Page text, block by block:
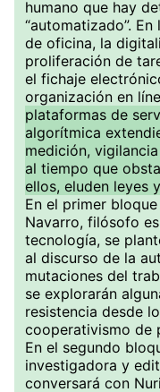
humano que hay
“automatizado”.
de oficina, la
proliferación de
el fichaje
organización en
plataformas de
algorítmica
medición,
al tiempo que
ellos, eluden leyes
En el primer
Navarro, filósofo
tecnología, se
al discurso de la
mutaciones del
se explorarán
resistencia desde
cooperativismo de
En el segundo
investigadora y
conversará con